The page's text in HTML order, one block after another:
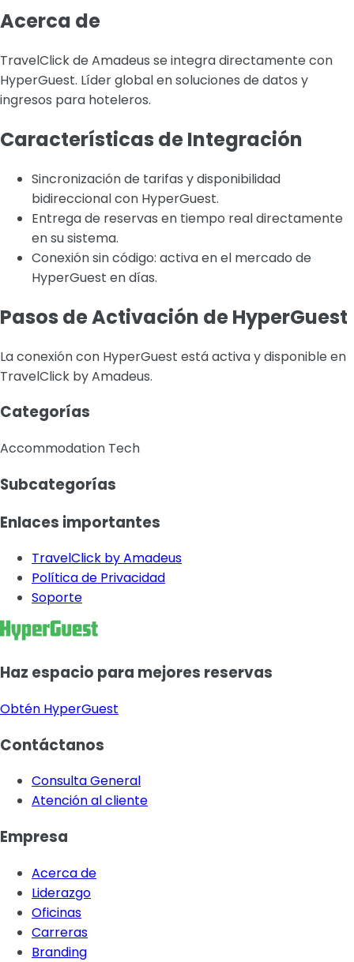
Acerca de
TravelClick de Amadeus se integra directamente con
HyperGuest. Líder global en soluciones de datos y
ingresos para hoteleros.
Características de Integración
Sincronización de tarifas y disponibilidad
bidireccional con HyperGuest.
Entrega de reservas en tiempo real directamente
en su sistema.
Conexión sin código: activa en el mercado de
HyperGuest en días.
Pasos de Activación de HyperGuest
La conexión con HyperGuest está activa y disponible en
TravelClick by Amadeus.
Categorías
Accommodation Tech
Subcategorías
Enlaces importantes
TravelClick by Amadeus
Política de Privacidad
Soporte
Haz espacio para mejores reservas
Obtén HyperGuest
Contáctanos
Consulta General
Atención al cliente
Empresa
Acerca de
Liderazgo
Oficinas
Carreras
Branding